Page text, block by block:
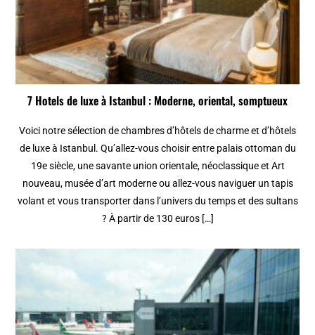
7 Hotels de luxe à Istanbul : Moderne, oriental, somptueux
Voici notre sélection de chambres d’hôtels de charme et d’hôtels
de luxe à Istanbul. Qu’allez-vous choisir entre palais ottoman du
19e siècle, une savante union orientale, néoclassique et Art
nouveau, musée d’art moderne ou allez-vous naviguer un tapis
volant et vous transporter dans l’univers du temps et des sultans
? À partir de 130 euros […]